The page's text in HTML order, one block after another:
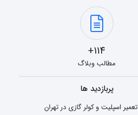
114+
مطالب وبلاگ
پربازدید ها
تعمیر اسپلیت و کولر گازی در تهران